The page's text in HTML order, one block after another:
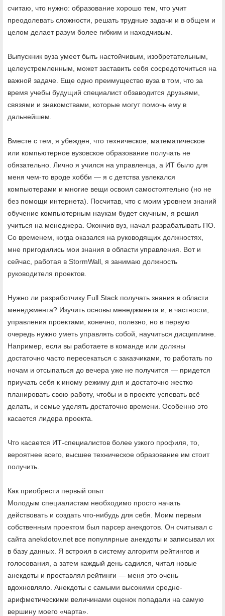
считаю, что нужно: образование хорошо тем, что учит
преодолевать сложности, решать трудные задачи и в общем и
целом делает разум более гибким и находчивым.
Выпускник вуза умеет быть настойчивым, изобретательным,
целеустремленным, может заставить себя сосредоточиться на
важной задаче. Еще одно преимущество вуза в том, что за
время учебы будущий специалист обзаводится друзьями,
связями и знакомствами, которые могут помочь ему в
дальнейшем.
Вместе с тем, я убежден, что техническое, математическое
или компьютерное вузовское образование получать не
обязательно. Лично я учился на управленца, а ИТ было для
меня чем-то вроде хобби — я с детства увлекался
компьютерами и многие вещи освоил самостоятельно (но не
без помощи интернета). Посчитав, что с моим уровнем знаний
обучение компьютерным наукам будет скучным, я решил
учиться на менеджера. Окончив вуз, начал разрабатывать ПО.
Со временем, когда оказался на руководящих должностях,
мне пригодились мои знания в области управления. Вот и
сейчас, работая в StormWall, я занимаю должность
руководителя проектов.
Нужно ли разработчику Full Stack получать знания в области
менеджмента? Изучить основы менеджмента и, в частности,
управления проектами, конечно, полезно, но в первую
очередь нужно уметь управлять собой, научиться дисциплине.
Например, если вы работаете в команде или должны
достаточно часто пересекаться с заказчиками, то работать по
ночам и отсыпаться до вечера уже не получится — придется
приучать себя к иному режиму дня и достаточно жестко
планировать свою работу, чтобы и в проекте успевать всё
делать, и семье уделять достаточно времени. Особенно это
касается лидера проекта.
Что касается ИТ-специалистов более узкого профиля, то,
вероятнее всего, высшее техническое образование им стоит
получить.
Как приобрести первый опыт
Молодым специалистам необходимо просто начать
действовать и создать что-нибудь для себя. Моим первым
собственным проектом был парсер анекдотов. Он считывал с
сайта anekdotov.net все популярные анекдоты и записывал их
в базу данных. Я встроил в систему алгоритм рейтингов и
голосования, а затем каждый день садился, читал новые
анекдоты и проставлял рейтинги — меня это очень
вдохновляло. Анекдоты с самыми высокими средне-
арифметическими величинами оценок попадали на самую
вершину моего «чарта».